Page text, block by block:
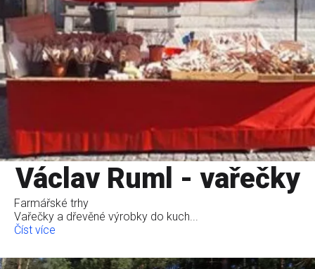
Václav Ruml - vařečky
Farmářské trhy
Vařečky a dřevěné výrobky do kuch...
Číst více